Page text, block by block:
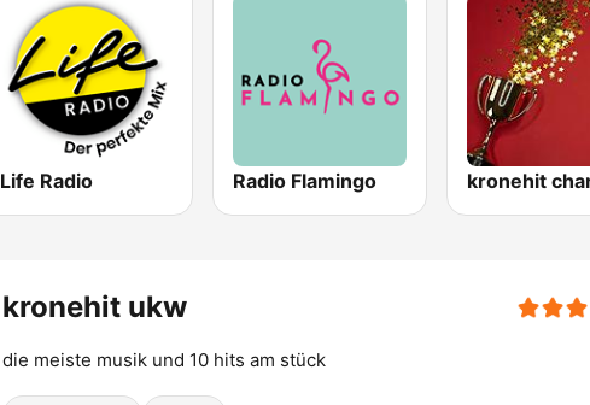
Life Radio Radio Flamingo kronehit
kronehit ukw
die meiste musik und 10 hits am stück